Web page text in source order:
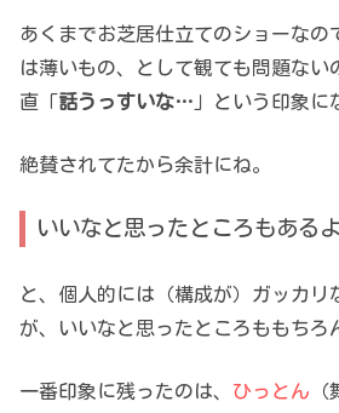
あくまでお芝居仕立てのショーなの
は薄いもの、として観ても問題な
直「 話うっすいな… 」という印象に
絶賛されてたから余計にね。
いいなと思ったところもあるよ
と、個人的には（構成が）ガッカリ
が、いいなと思ったところももちろ
一番印象に残ったのは、 ひっとん